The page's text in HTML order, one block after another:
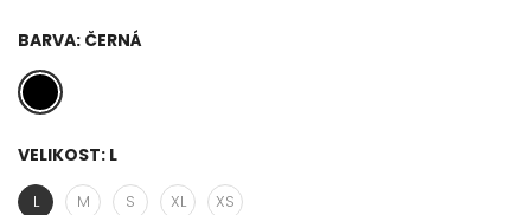
BARVA: ČERNÁ
VELIKOST: L
L M S XL XS